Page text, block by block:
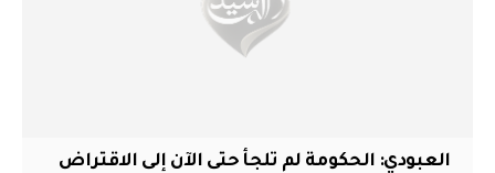
العبودي: الحكومة لم تلجأ حتى الآن إلى الاقتراض